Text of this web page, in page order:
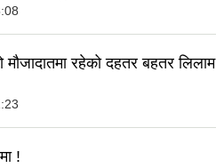
रहेको दहतर बहतर लिलाम
!